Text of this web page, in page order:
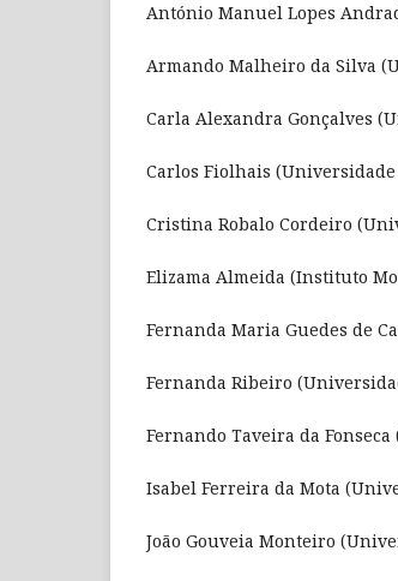
António Manuel Lopes
Armando Malheiro da Silva
Carla Alexandra Gonçalves
Carlos Fiolhais
Cristina Robalo Cordeiro
Elizama Almeida (Instituto
Fernanda Maria Guedes de
Fernanda Ribeiro
Fernando Taveira da
Isabel Ferreira da Mota
João Gouveia Monteiro